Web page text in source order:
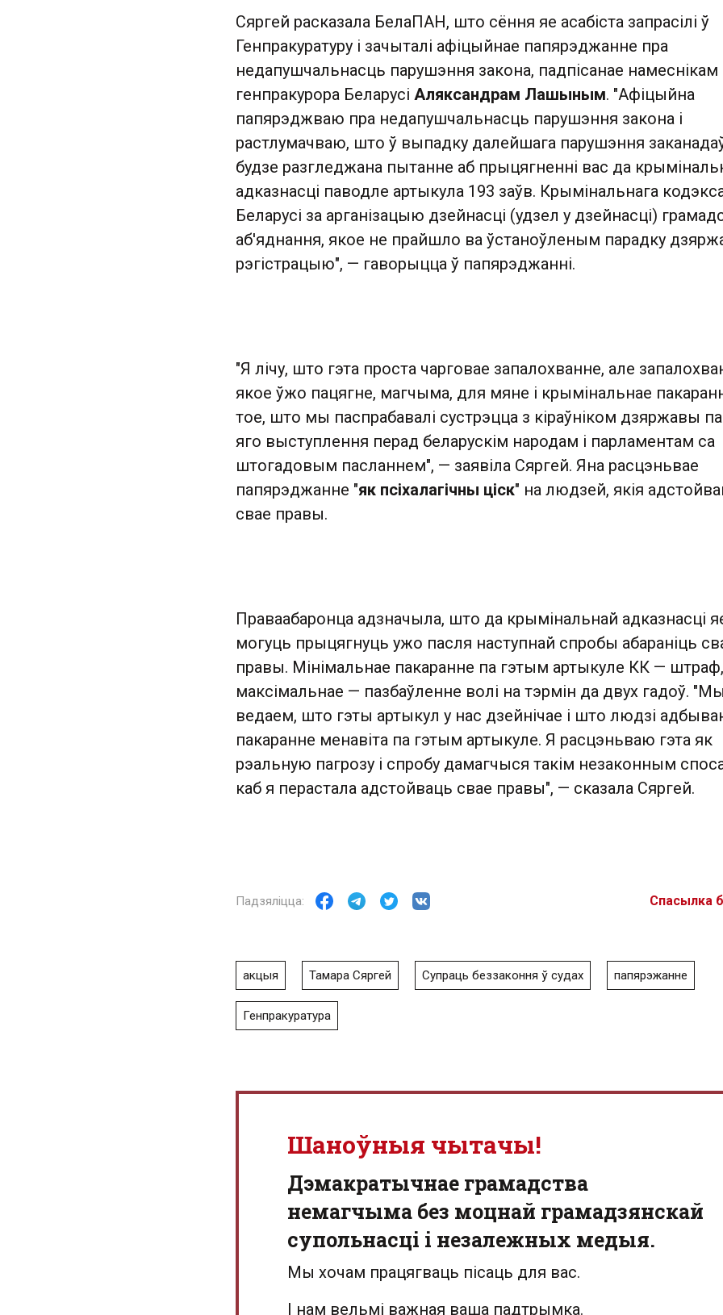
Сяргей расказала БелаПАН, што сёння яе асабіста запрасілі ў
Генпракуратуру і зачыталі афіцыйнае папярэджанне пра
недапушчальнасць парушэння закона, падпісанае намеснікам
генпракурора Беларусі Аляксандрам Лашыным. "Афіцыйна
папярэджваю пра недапушчальнасць парушэння закона і
растлумачваю, што ў выпадку далейшага парушэння
будзе разгледжана пытанне аб прыцягненні вас да
адказнасці паводле артыкула 193 заўв. Крымінальнага
Беларусі за арганізацыю дзейнасці (удзел у дзейнасці)
аб'яднання, якое не прайшло ва ўстаноўленым парадку
рэгістрацыю", — гаворыцца ў папярэджанні.
"Я лічу, што гэта проста чарговае запалохванне, але
якое ўжо пацягне, магчыма, для мяне і крымінальнае
тое, што мы паспрабавалі сустрэцца з кіраўніком дзяржавы
яго выступлення перад беларускім народам і парламентам са
штогадовым пасланнем", — заявіла Сяргей. Яна расцэньвае
папярэджанне "як псіхалагічны ціск" на людзей, якія
свае правы.
Праваабаронца адзначыла, што да крымінальнай адказнасці
могуць прыцягнуць ужо пасля наступнай спробы абараніць
правы. Мінімальнае пакаранне па гэтым артыкуле КК — штраф,
максімальнае — пазбаўленне волі на тэрмін да двух гадоў. "Мы
ведаем, што гэты артыкул у нас дзейнічае і што людзі
пакаранне менавіта па гэтым артыкуле. Я расцэньваю гэта як
рэальную пагрозу і спробу дамагчыся такім незаконным
каб я перастала адстойваць свае правы", — сказала Сяргей.
Спасылка
акцыя Тамара Сяргей Супраць беззаконня ў судах папярэжанне
Генпракуратура
Шаноўныя чытачы!
Дэмакратычнае грамадства
немагчыма без моцнай грамадзянскай
супольнасці і незалежных медыя.
Мы хочам працягваць пісаць для вас.
І нам вельмі важная ваша падтрымка.